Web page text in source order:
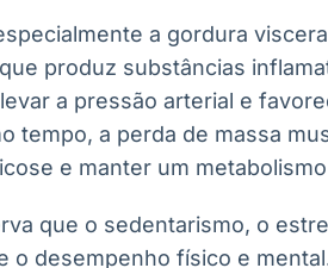
a gordura
produz substâncias
a pressão arterial e
tempo, a perda de massa
e manter um
que o sedentarismo, o
o desempenho físico e